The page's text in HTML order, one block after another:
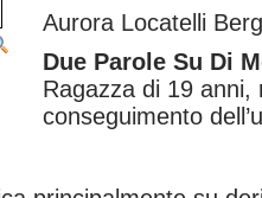
Aurora Locatelli
Due Parole Su Di
Ragazza di 19
conseguimento